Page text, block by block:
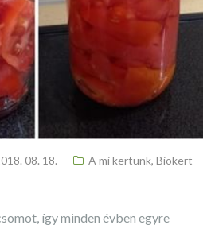
08. 18. A mi kertünk, Biokert
így minden évben egyre